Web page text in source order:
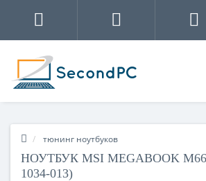
тюнинг ноутбуков
НОУТБУК MSI MEGABOOK
1034-013)